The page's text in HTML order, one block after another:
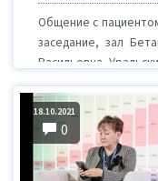
Общение с
заседание, зал
Васильевна,
18.10.2021
0